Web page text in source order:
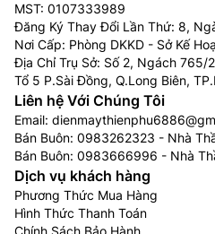
MST: 0107333989
Đăng Ký Thay Đổi Lần Thứ: 8,
Nơi Cấp: Phòng DKKD - Sở Kế
Địa Chỉ Trụ Sở: Số 2, Ngách 765/
Tổ 5 P.Sài Đồng, Q.Long Biên,
Liên hệ Với Chúng Tôi
Email:
Bán Buôn: 0983262323 - Nhà
Bán Buôn: 0983666996 - Nhà
Dịch vụ khách hàng
Phương Thức Mua Hàng
Hình Thức Thanh Toán